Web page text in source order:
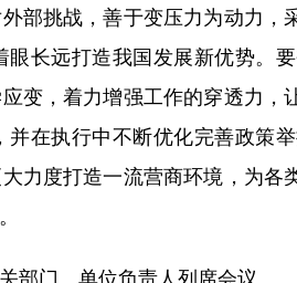
部挑战，善于变压力为动力，
长远打造我国发展新优势。
变，着力增强工作的穿透力，
在执行中不断优化完善政策
力度打造一流营商环境，为各
门、单位负责人列席会议。